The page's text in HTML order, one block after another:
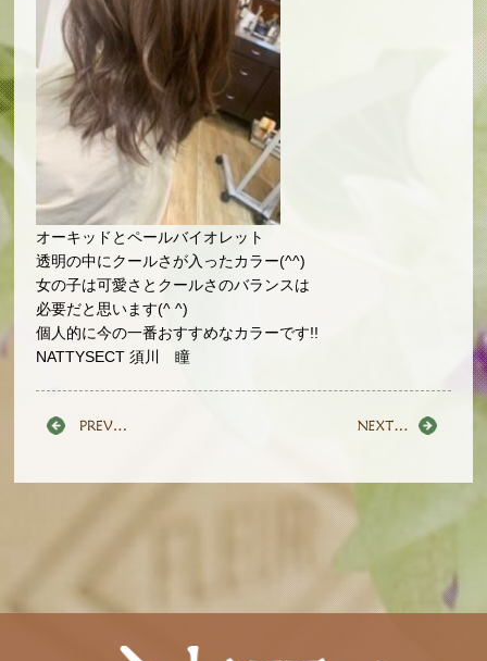
オーキッドとペールバイオレット
透明の中にクールさが入ったカラー(^^)
女の子は可愛さとクールさのバランスは
必要だと思います(^ ^)
個人的に今の一番おすすめなカラーです!!
NATTYSECT 須川 瞳